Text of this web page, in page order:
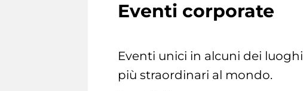
Eventi corporate
Eventi unici in alcuni dei luoghi
più straordinari al mondo.